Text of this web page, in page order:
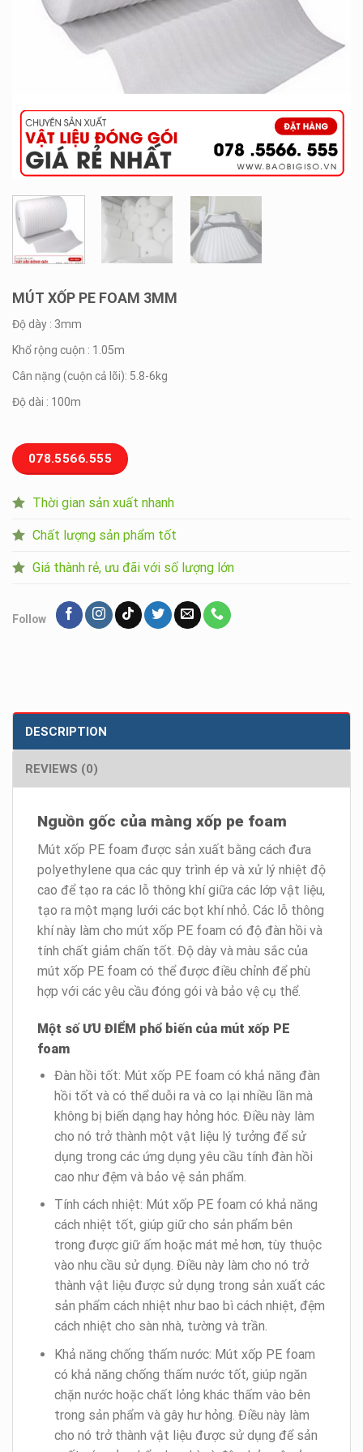
MÚT XỐP PE FOAM 3MM
Độ dày : 3mm
Khổ rộng cuộn : 1.05m
Cân nặng (cuộn cả lõi): 5.8-6kg
Độ dài : 100m
078.5566.555
Thời gian sản xuất nhanh
Chất lượng sản phẩm tốt
Giá thành rẻ, ưu đãi với số lượng lớn
Follow
DESCRIPTION
REVIEWS (0)
Nguồn gốc của màng xốp pe foam
Mút xốp PE foam được sản xuất bằng cách đưa
polyethylene qua các quy trình ép và xử lý nhiệt độ
cao để tạo ra các lỗ thông khí giữa các lớp vật liệu,
tạo ra một mạng lưới các bọt khí nhỏ. Các lỗ thông
khí này làm cho mút xốp PE foam có độ đàn hồi và
tính chất giảm chấn tốt. Độ dày và màu sắc của
mút xốp PE foam có thể được điều chỉnh để phù
hợp với các yêu cầu đóng gói và bảo vệ cụ thể.
Một số ƯU ĐIỂM phổ biến của mút xốp PE
foam
Đàn hồi tốt: Mút xốp PE foam có khả năng đàn
hồi tốt và có thể duỗi ra và co lại nhiều lần mà
không bị biến dạng hay hỏng hóc. Điều này làm
cho nó trở thành một vật liệu lý tưởng để sử
dụng trong các ứng dụng yêu cầu tính đàn hồi
cao như đệm và bảo vệ sản phẩm.
Tính cách nhiệt: Mút xốp PE foam có khả năng
cách nhiệt tốt, giúp giữ cho sản phẩm bên
trong được giữ ấm hoặc mát mẻ hơn, tùy thuộc
vào nhu cầu sử dụng. Điều này làm cho nó trở
thành vật liệu được sử dụng trong sản xuất các
sản phẩm cách nhiệt như bao bì cách nhiệt, đệm
cách nhiệt cho sàn nhà, tường và trần.
Khả năng chống thấm nước: Mút xốp PE foam
có khả năng chống thấm nước tốt, giúp ngăn
chặn nước hoặc chất lỏng khác thấm vào bên
trong sản phẩm và gây hư hỏng. Điều này làm
cho nó trở thành vật liệu được sử dụng để sản